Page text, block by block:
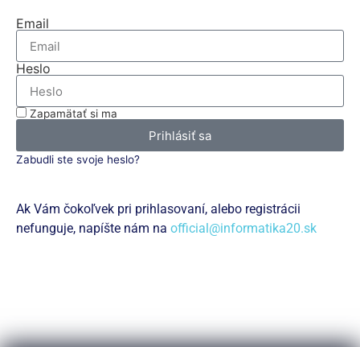
Email
Heslo
Zapamätať si ma
Prihlásiť sa
Zabudli ste svoje heslo?
Ak Vám čokoľvek pri prihlasovaní, alebo registrácii
nefunguje, napíšte nám na official@informatika20.sk